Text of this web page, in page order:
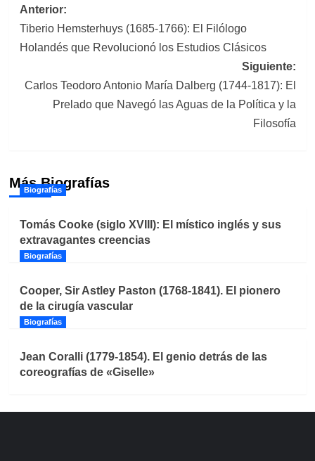
Navegación
de
Anterior:
Tiberio Hemsterhuys (1685-1766): El Filólogo
Holandés que Revolucionó los Estudios Clásicos
Siguiente:
Carlos Teodoro Antonio María Dalberg (1744-1817): El
Prelado que Navegó las Aguas de la Política y la
Filosofía
Más Biografías
Biografías
Tomás Cooke (siglo XVIII): El místico inglés y sus
extravagantes creencias
Biografías
Cooper, Sir Astley Paston (1768-1841). El pionero
de la cirugía vascular
Biografías
Jean Coralli (1779-1854). El genio detrás de las
coreografías de «Giselle»